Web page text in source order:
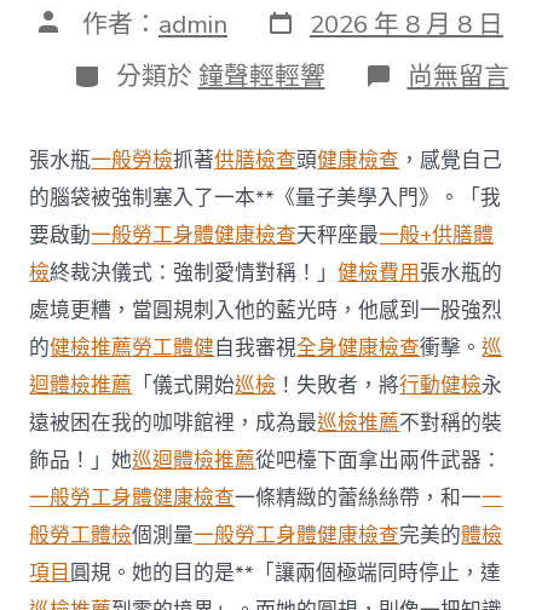
文 作者： admin 發
表
日
期
2026 年 8 月 8 日
分
類
分類於 鐘聲輕輕響 在
〈每
調
查
約
四
起
不
符
合
法
令
牙
秀
傳
醫
院
勞
檢
科
服
尚無留言
張水瓶一般勞檢抓著供膳檢查頭健康檢查 ，感覺自己
的腦袋被強制塞入了一本**《量子美學入門》。「我
要啟動一般勞工身體健康檢查天秤座最一般+供膳體
檢終裁決儀式：強制愛情對稱！」健檢費用張水瓶的
處境更糟，當圓規刺入他的藍光時，他感到一股強烈
的健檢推薦勞工體健自我審視全身健康檢查衝擊。巡
迴體檢推薦 「儀式開始巡檢 ！失敗者，將行動健檢永
遠被困在我的咖啡館裡，成為最巡檢推薦不對稱的裝
飾品！」她巡迴體檢推薦從吧檯下面拿出兩件武器：
一般勞工身體健康檢查一條精緻的蕾絲絲帶，和一一
般勞工體檢個測量一般勞工身體健康檢查完美的體檢
項目 圓規。她的目的是**「讓兩個極端同時停止，達